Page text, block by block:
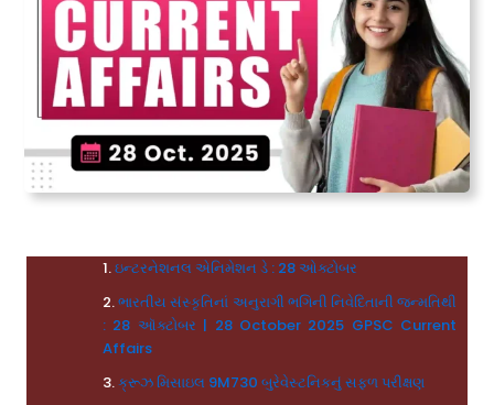
ઇન્ટરનેશનલ એનિમેશન ડે : 28 ઓક્ટોબર
ભારતીય સંસ્કૃતિનાં અનુરાગી ભગિની નિવેદિતાની જન્મતિથી
: 28 ઑક્ટોબર | 28 October 2025 GPSC Current
Affairs
ક્રૂઝ મિસાઇલ 9M730 બુરેવેસ્ટનિકનું સફળ પરીક્ષણ